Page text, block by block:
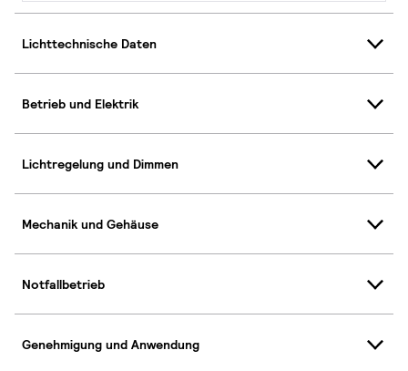
Lichttechnische Daten
Betrieb und Elektrik
Lichtregelung und Dimmen
Mechanik und Gehäuse
Notfallbetrieb
Genehmigung und Anwendung